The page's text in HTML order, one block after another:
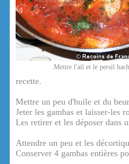
Mettre l'ail et le persil
recette.
Mettre un peu d'huile et du
Jeter les gambas et laisser-les
Les retirer et les déposer dans
Attendre un peu et les
Conserver 4 gambas entières